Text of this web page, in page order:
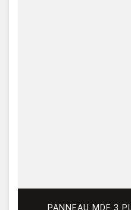
PANNEAU MDF 3